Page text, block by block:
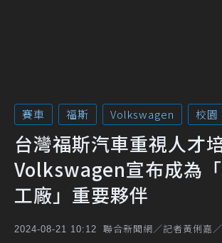
賽車 福斯 Volkswagen 校園
台灣福斯汽車重視人才
Volkswagen宣布成為
工廠」重要夥伴
2024-08-21 10:12 聯合新聞網／記者黃俐嘉